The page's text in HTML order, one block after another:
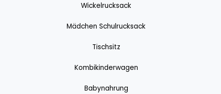
Wickelrucksack
Mädchen Schulrucksack
Tischsitz
Kombikinderwagen
Babynahrung